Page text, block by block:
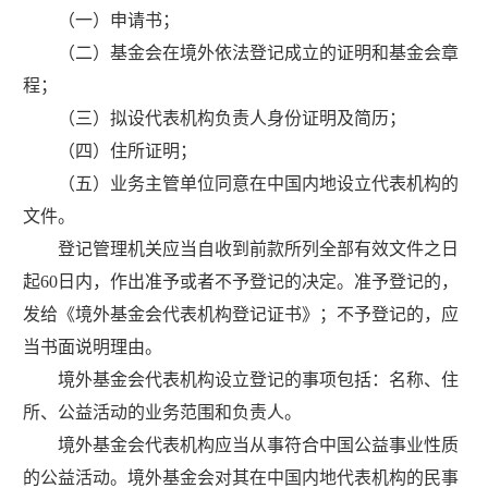
（一）申请书；
（二）基金会在境外依法登记成立的证明和基金会章
程；
（三）拟设代表机构负责人身份证明及简历；
（四）住所证明；
（五）业务主管单位同意在中国内地设立代表机构的
文件。
登记管理机关应当自收到前款所列全部有效文件之日
起60 日内，作出准予或者不予登记的决定。准予登记的，
发给《境外基金会代表机构登记证书》；不予登记的，应
当书面说明理由。
境外基金会代表机构设立登记的事项包括：名称、住
所、公益活动的业务范围和负责人。
境外基金会代表机构应当从事符合中国公益事业性质
的公益活动。境外基金会对其在中国内地代表机构的民事